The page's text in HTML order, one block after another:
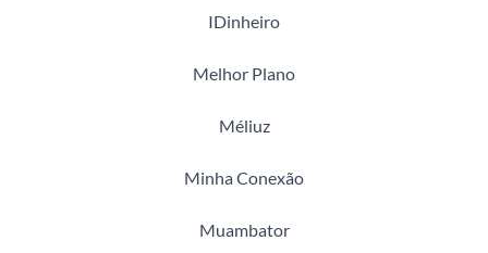
IDinheiro
Melhor Plano
Méliuz
Minha Conexão
Muambator